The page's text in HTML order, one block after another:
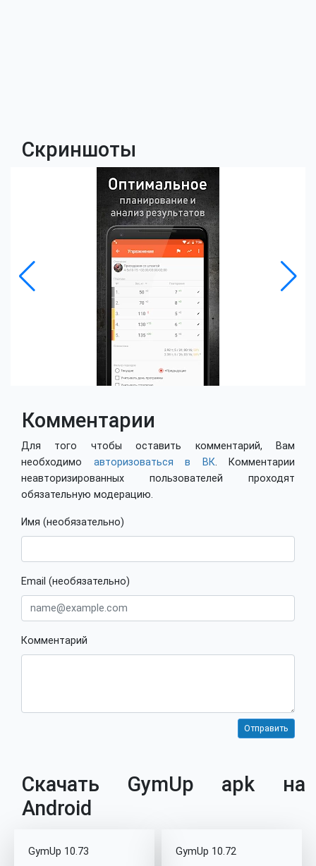
Скриншоты
Комментарии
Для того чтобы оставить комментарий, Вам
необходимо авторизоваться в ВК. Комментарии
неавторизированных пользователей проходят
обязательную модерацию.
Имя (необязательно)
Email (необязательно)
Комментарий
Скачать GymUp apk на
Android
GymUp 10.73 GymUp 10.72